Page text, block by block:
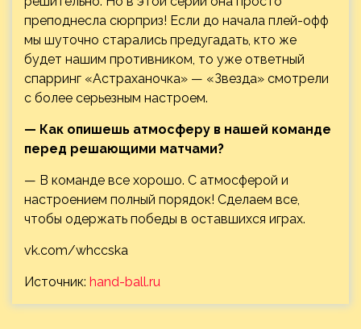
преподнесла сюрприз! Если до начала плей-офф
мы шуточно старались предугадать, кто же
будет нашим противником, то уже ответный
спарринг «Астраханочка» — «Звезда» смотрели
с более серьезным настроем.
— Как опишешь атмосферу в нашей команде
перед решающими матчами?
— В команде все хорошо. С атмосферой и
настроением полный порядок! Сделаем все,
чтобы одержать победы в оставшихся играх.
vk.com/whccska
Источник: hand-ball.ru